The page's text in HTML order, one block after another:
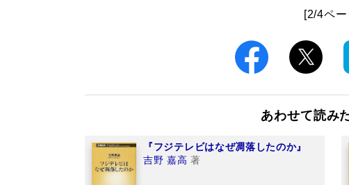
[2/4ペー
あわせて読み
『フジテレビはなぜ凋落したのか』
吉野 嘉高 著